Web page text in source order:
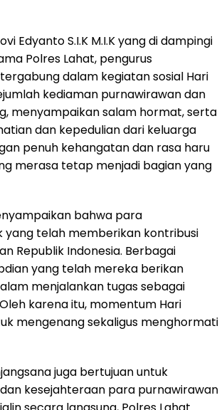
Edyanto S.I.K M.I.K yang di dampingi
Polres Lahat, pengurus
dalam kegiatan sosial Hari
kediaman purnawirawan dan
menyampaikan salam hormat, serta
dan kepedulian dari keluarga
penuh kehangatan dan rasa haru
merasa tetap menjadi bagian yang
bahwa para
yang telah memberikan kontribusi
Republik Indonesia. Berbagai
yang telah mereka berikan
menjalankan tugas sebagai
karena itu, momentum Hari
mengenang sekaligus menghormati
juga bertujuan untuk
kesejahteraan para purnawirawan